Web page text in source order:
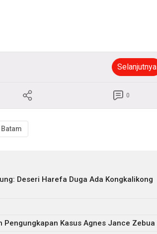
Selanjutnya
0
Deseri Harefa Duga Ada Kongkalikong
Pengungkapan Kasus Agnes Jance Zebua